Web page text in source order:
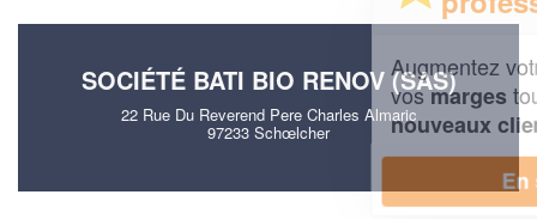
SOCIÉTÉ BATI BIO RENOV (SAS)
22 Rue Du Reverend Pere Charles Almaric
97233 Schœlcher
Augmentez votrechiffre d'affaireset
vos margestout en gagnant de
nouveaux clients!